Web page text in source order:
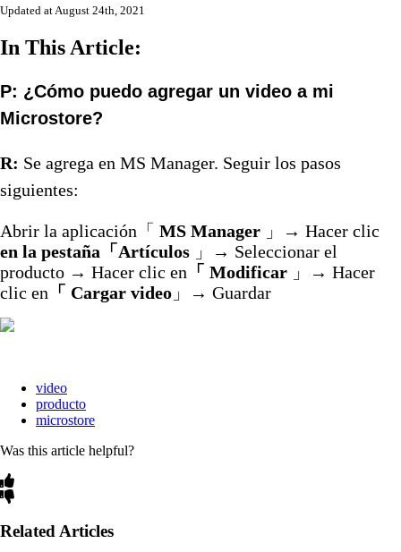
Updated at August 24th, 2021
In This Article:
P: ¿Cómo puedo agregar un video a mi
Microstore?
R: Se agrega en MS Manager. Seguir los pasos
siguientes:
Abrir la aplicación「 MS Manager 」→ Hacer clic
en la pestaña「Artículos 」→ Seleccionar el
producto → Hacer clic en 「 Modificar 」→ Hacer
clic en 「 Cargar video 」→ Guardar
video
producto
microstore
Was this article helpful?
Related Articles